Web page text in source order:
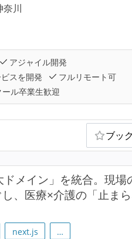
奈川
アジャイル開発
スを開発
フルリモート可
ル卒業生歓迎
ブッ
ドメイン」を統合。現場
、医療×介護の「止ま
next.js …